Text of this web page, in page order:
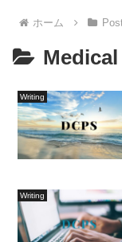
ホーム
Writing
Writing